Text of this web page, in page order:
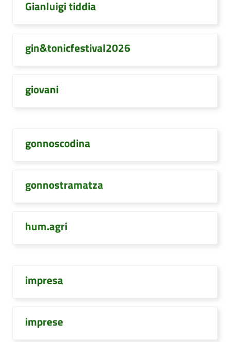
Gianluigi tiddia
gin&tonicfestival2026
giovani
gonnoscodina
gonnostramatza
hum.agri
impresa
imprese